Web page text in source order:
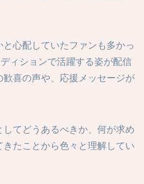
心配していたファンも多かっ
ィションで活躍する姿が配信
喜の声や、応援メッセージが
てどうあるべきか、何が求め
たことから色々と理解してい